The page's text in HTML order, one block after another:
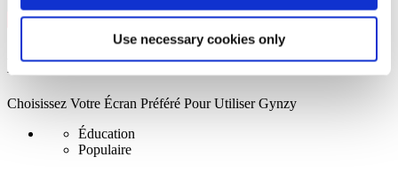
Use necessary cookies only
Modèles inclus
Choisissez Votre Écran Préféré Pour Utiliser Gynzy
Éducation
Populaire